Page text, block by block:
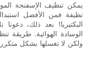
يمكن تنظيف الإسفنجة
نظيفة فمن الأفضل
البكتيريا! بعد ذلك،
الوسادة الهوائية. طريقة
ولكن لا تغسلها بشكل